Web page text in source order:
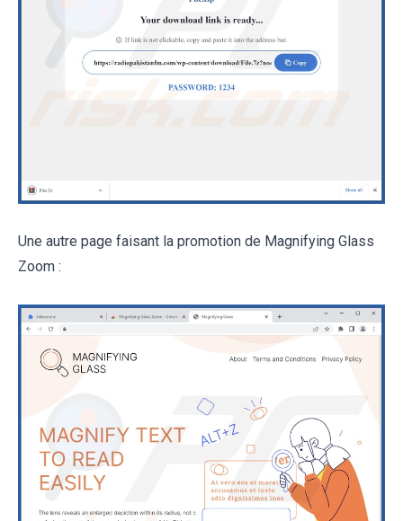
Une autre page faisant la promotion de Magnifying Glass
Zoom :